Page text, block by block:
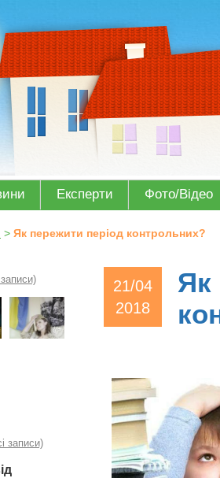
Експерти Фото/Відео
> Як пережити період контрольних?
записи)
записи)
21/04
2018
Як